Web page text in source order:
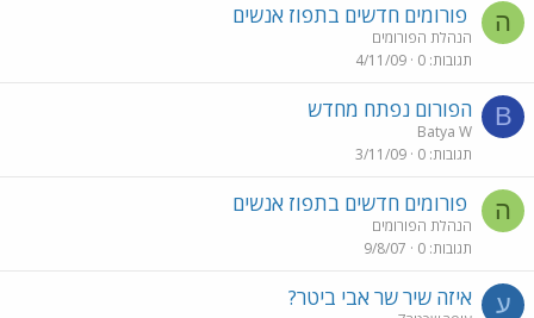
ה פורומים חדשים בתפוז אנשים
הנהלת הפורומים
תגובות 0
4/11/09
B הפורום נפתח מחדש
Batya W
תגובות 0
3/11/09
ה פורומים חדשים בתפוז אנשים
הנהלת הפורומים
תגובות 0
9/8/07
ע איזה שיר שר אבי ביטר?